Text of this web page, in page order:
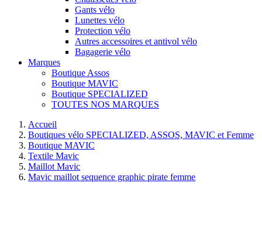
Gants vélo
Lunettes vélo
Protection vélo
Autres accessoires et antivol vélo
Bagagerie vélo
Marques
Boutique Assos
Boutique MAVIC
Boutique SPECIALIZED
TOUTES NOS MARQUES
Accueil
Boutiques vélo SPECIALIZED, ASSOS, MAVIC et Femme
Boutique MAVIC
Textile Mavic
Maillot Mavic
Mavic maillot sequence graphic pirate femme